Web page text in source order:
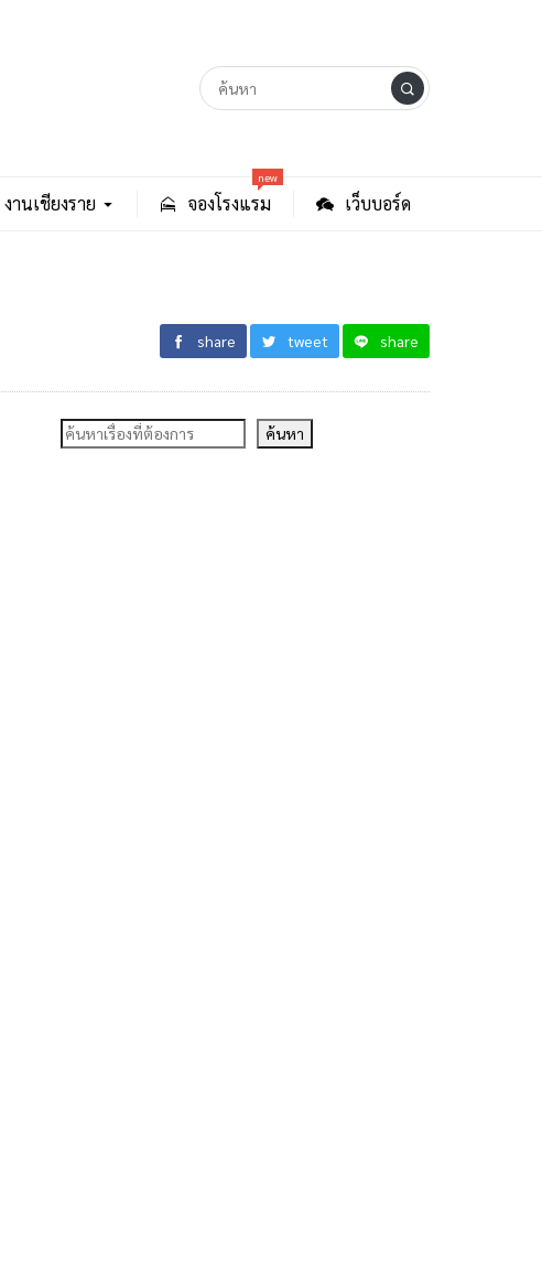
งานเชียงราย จองโรงแรม
new
เว็บบอร์ด
share tweet share
ค้นหา ค้นหา